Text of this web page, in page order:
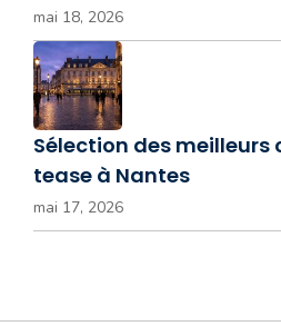
mai 18, 2026
Sélection des meilleurs
tease à Nantes
mai 17, 2026